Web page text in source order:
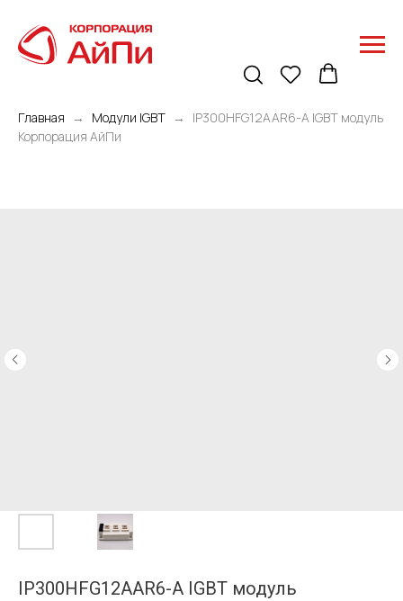
Главная Модули IGBT
IP300HFG12AAR6-A IGBT модуль
Корпорация АйПи
IP300HFG12AAR6-A IGBT модуль